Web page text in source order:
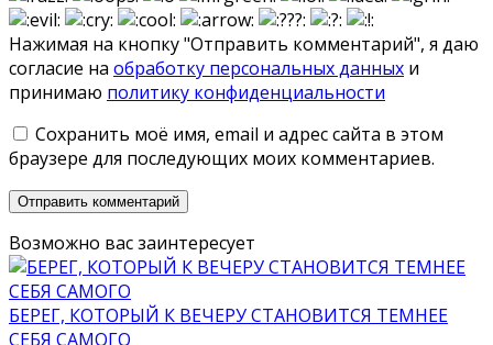
Нажимая на кнопку "Отправить комментарий", я даю
согласие на обработку персональных данных и
принимаю политику конфиденциальности
Сохранить моё имя, email и адрес сайта в этом
браузере для последующих моих комментариев.
Возможно вас заинтересует
БЕРЕГ, КОТОРЫЙ К ВЕЧЕРУ СТАНОВИТСЯ ТЕМНЕЕ
СЕБЯ САМОГО